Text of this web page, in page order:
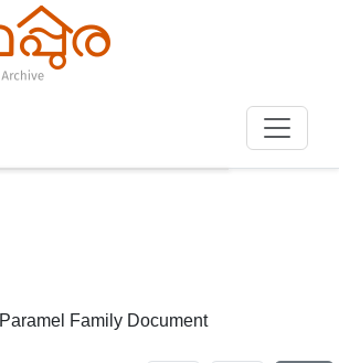
Paramel Family Document